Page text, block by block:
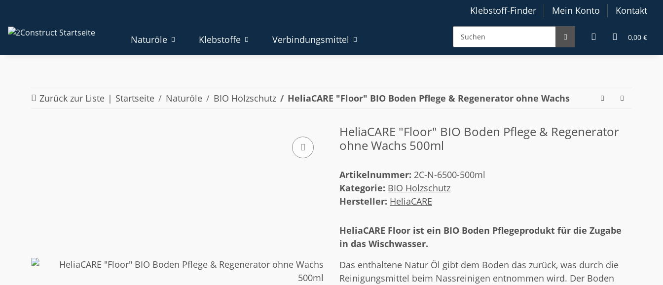
Klebstoff-Finder Mein Konto Kontakt
0,00 €
Naturöle Klebstoffe Verbindungsmittel
Zurück zur Liste Startseite Naturöle BIO Holzschutz HeliaCARE "Floor" BIO Boden Pflege & Regenerator ohne Wachs
HeliaCARE "Floor" BIO Boden Pflege & Regenerator
ohne Wachs 500ml
Artikelnummer: 2C-N-6500-500ml
Kategorie: BIO Holzschutz
Hersteller: HeliaCARE
HeliaCARE Floor ist ein BIO Boden Pflegeprodukt für die Zugabe
in das Wischwasser.
Das enthaltene Natur Öl gibt dem Boden das zurück, was durch die
Reinigungsmittel beim Nassreinigen entnommen wird. Der Boden